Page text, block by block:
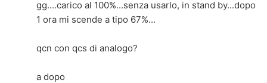
gg....carico al 100%...senza usarlo, in stand by...dopo
1 ora mi scende a tipo 67%...
qcn con qcs di analogo?
a dopo